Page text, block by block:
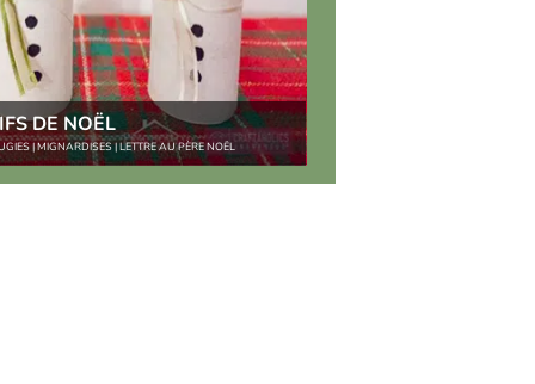
DE NOËL
| MIGNARDISES | LETTRE AU PÈRE NOËL